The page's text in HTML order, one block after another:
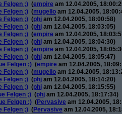
Felgen ;) (empire am 12.04.2005,
Felgen ;) (mugello am 12.04.2005,
Felgen ;) (phj am 12.04.2005, 18:00:58)
Felgen ;) (phj am 12.04.2005, 18:03:05)
Felgen ;) (empire am 12.04.2005,
Felgen ;) (phj am 12.04.2005, 18:04:30)
Felgen ;) (empire am 12.04.2005,
Felgen ;) (phj am 12.04.2005, 18:05:47)
Felgen ;) (empire am 12.04.2005,
Felgen ;) (mugello am 12.04.2005,
Felgen ;) (phj am 12.04.2005, 18:14:20)
Felgen ;) (phj am 12.04.2005, 18:15:55)
Felgen ;) (phj am 12.04.2005, 18:17:34)
Felgen ;) (Pervasive am 12.04.2005,
Felgen ;) (Pervasive am 12.04.2005,